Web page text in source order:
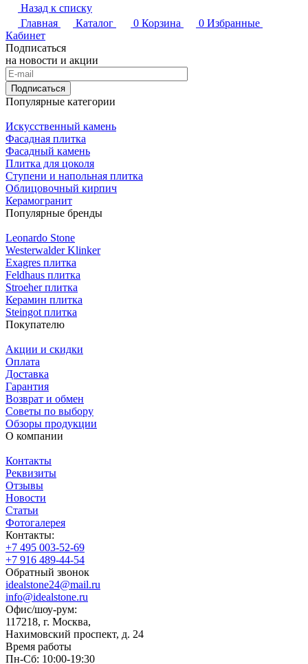
Назад к списку
Главная
Каталог 0 Корзина 0 Избранные
Кабинет
Подписаться
на новости и акции
Подписаться
Популярные категории
Искусственный камень
Фасадная плитка
Фасадный камень
Плитка для цоколя
Ступени и напольная плитка
Облицовочный кирпич
Керамогранит
Популярные бренды
Leonardo Stone
Westerwalder Klinker
Exagres плитка
Feldhaus плитка
Stroeher плитка
Керамин плитка
Steingot плитка
Покупателю
Акции и скидки
Оплата
Доставка
Гарантия
Возврат и обмен
Советы по выбору
Обзоры продукции
О компании
Контакты
Реквизиты
Отзывы
Новости
Статьи
Фотогалерея
Контакты:
+7 495 003-52-69
+7 916 489-44-54
Обратный звонок
idealstone24@mail.ru
info@idealstone.ru
Офис/шоу-рум:
117218, г. Москва,
Нахимовский проспект, д. 24
Время работы
Пн-Сб: 10:00-19:30